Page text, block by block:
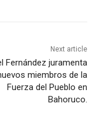
Next article
Fernández juramenta
miembros de la
Fuerza del Pueblo en
Bahoruco.